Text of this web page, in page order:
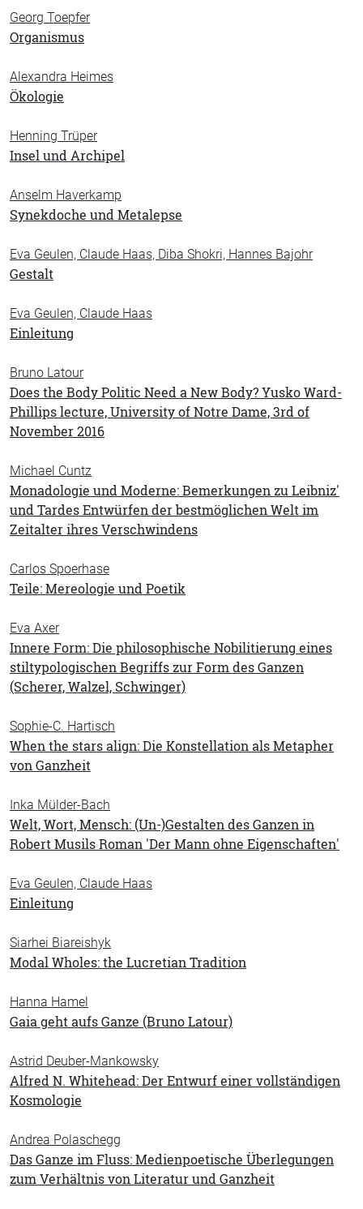
Georg Toepfer
Organismus
Alexandra Heimes
Ökologie
Henning Trüper
Insel und Archipel
Anselm Haverkamp
Synekdoche und Metalepse
Eva Geulen, Claude Haas, Diba Shokri, Hannes Bajohr
Gestalt
Eva Geulen, Claude Haas
Einleitung
Bruno Latour
Does the Body Politic Need a New Body? Yusko Ward-
Phillips lecture, University of Notre Dame, 3rd of
November 2016
Michael Cuntz
Monadologie und Moderne: Bemerkungen zu Leibniz'
und Tardes Entwürfen der bestmöglichen Welt im
Zeitalter ihres Verschwindens
Carlos Spoerhase
Teile: Mereologie und Poetik
Eva Axer
Innere Form: Die philosophische Nobilitierung eines
stiltypologischen Begriffs zur Form des Ganzen
(Scherer, Walzel, Schwinger)
Sophie-C. Hartisch
When the stars align: Die Konstellation als Metapher
von Ganzheit
Inka Mülder-Bach
Welt, Wort, Mensch: (Un-)Gestalten des Ganzen in
Robert Musils Roman 'Der Mann ohne Eigenschaften'
Eva Geulen, Claude Haas
Einleitung
Siarhei Biareishyk
Modal Wholes: the Lucretian Tradition
Hanna Hamel
Gaia geht aufs Ganze (Bruno Latour)
Astrid Deuber-Mankowsky
Alfred N. Whitehead: Der Entwurf einer vollständigen
Kosmologie
Andrea Polaschegg
Das Ganze im Fluss: Medienpoetische Überlegungen
zum Verhältnis von Literatur und Ganzheit